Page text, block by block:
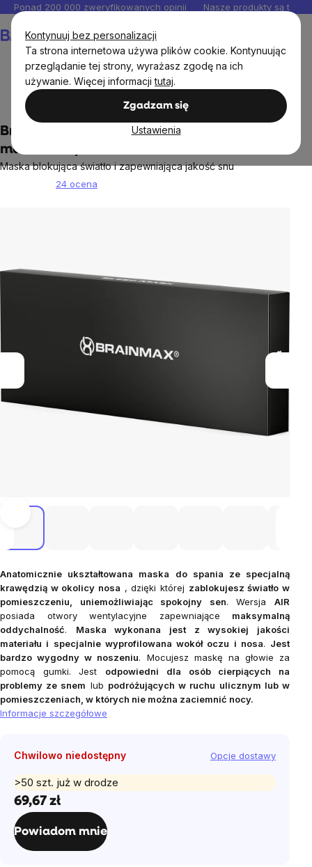
Kontynuuj bez personalizacji
Ta strona internetowa używa plików cookie. Kontynuując
przeglądanie tej strony, wyrażasz zgodę na ich
używanie. Więcej informacjitutaj.
Zgadzam się
Ustawienia
Przejść
do
treści
Ponad 200 000 zweryfikowanych opinii Nasze produkty są
BrainMax Anatomicznie ukształtowana
maska ​​do spania AIR
Maska blokująca światło i zapewniająca jakość snu
24 ocena
Anatomicznie ukształtowana maska ​​do spania ze specjalną
krawędzią w okolicy nosa , dzięki której zablokujesz światło w
pomieszczeniu, uniemożliwiając spokojny sen. WersjaAIR
posiada otwory wentylacyjne zapewniające maksymalną
oddychalność. Maska wykonana jest z wysokiej jakości
materiału i specjalnie wyprofilowana wokół oczu i nosa. Jest
bardzo wygodny w noszeniu. Mocujesz maskę na głowie za
pomocą gumki. Jest odpowiedni dla osób cierpiących na
problemy ze snem lub podróżujących w ruchu ulicznym lub w
pomieszczeniach, w których nie można zaciemnić nocy.
Informacje szczegółowe
Chwilowo niedostępny Opcje dostawy
>50 szt. już w drodze
69,67 złCena
jednostkowa:
Powiadom mnie